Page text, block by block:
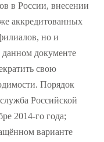
в России, внесении
аккредитованных
но и
документе
свою
Порядок
Российской
2014-го года;
варианте